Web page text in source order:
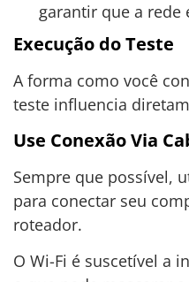
garantir que a rede
Execução do Teste
A forma como você
teste influencia
Use Conexão Via
Sempre que possível,
para conectar seu
roteador.
O Wi-Fi é suscetível a